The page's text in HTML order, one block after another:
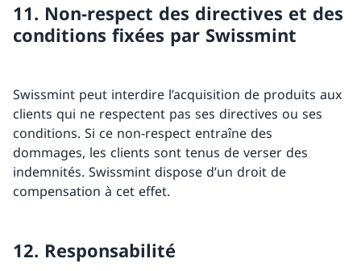
11. Non-respect des directives et des
conditions fixées par Swissmint
Swissmint peut interdire l’acquisition de produits aux
clients qui ne respectent pas ses directives ou ses
conditions. Si ce non-respect entraîne des
dommages, les clients sont tenus de verser des
indemnités. Swissmint dispose d’un droit de
compensation à cet effet.
12. Responsabilité